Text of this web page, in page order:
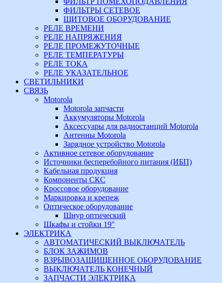
ФИЛЬТРЫ СЕТЕВОЕ
ЩИТОВОЕ ОБОРУДОВАНИЕ
РЕЛЕ ВРЕМЕНИ
РЕЛЕ НАПРЯЖЕНИЯ
РЕЛЕ ПРОМЕЖУТОЧНЫЕ
РЕЛЕ ТЕМПЕРАТУРЫ
РЕЛЕ ТОКА
РЕЛЕ УКАЗАТЕЛЬНОЕ
СВЕТИЛЬНИКИ
СВЯЗЬ
Motorola
Motorola запчасти
Аккумуляторы Motorola
Аксессуары для радиостанций Motorola
Антенны Motorola
Зарядное устройство Motorola
Активное сетевое оборудование
Источники бесперебойного питания (ИБП)
Кабельная продукция
Компоненты СКС
Кроссовое оборудование
Маркировка и крепеж
Оптическое оборудование
Шнур оптический
Шкафы и стойки 19"
ЭЛЕКТРИКА
АВТОМАТИЧЕСКИЙ ВЫКЛЮЧАТЕЛЬ
БЛОК ЗАЖИМОВ
ВЗРЫВОЗАЩИЩЕННОЕ ОБОРУДОВАНИЕ
ВЫКЛЮЧАТЕЛЬ КОНЕЧНЫЙ
ЗАПЧАСТИ ЭЛЕКТРИКА